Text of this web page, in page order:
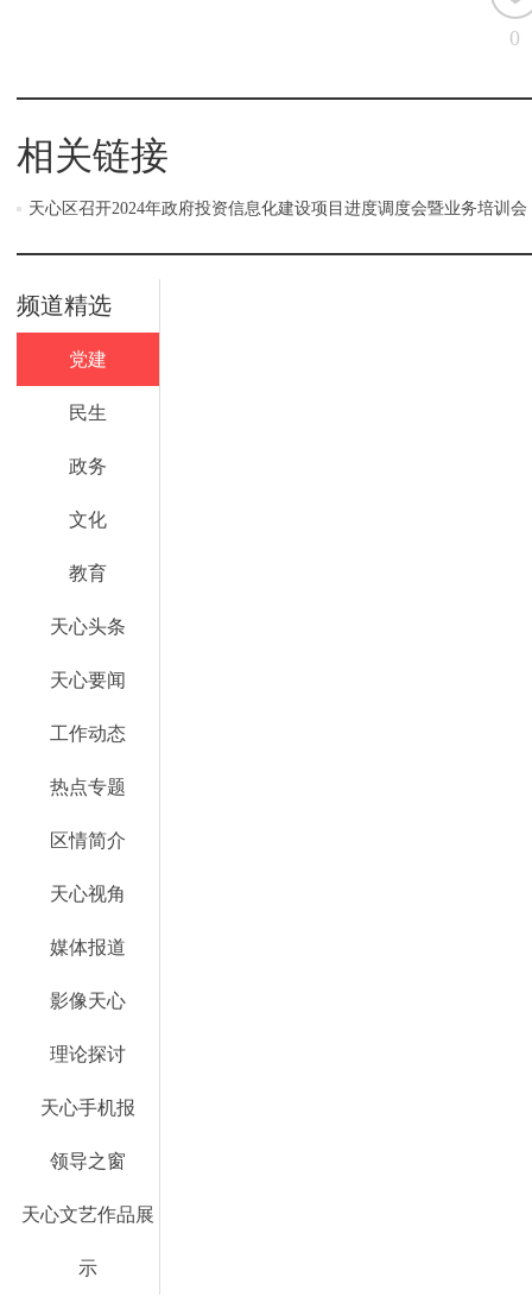
0
相关链接
天心区召开2024年政府投资信息化建设项目进度调度会暨业务培训会
频道精选
党建
民生
政务
文化
教育
天心头条
天心要闻
工作动态
热点专题
区情简介
天心视角
媒体报道
影像天心
理论探讨
天心手机报
领导之窗
天心文艺作品展
示